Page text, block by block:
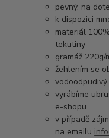
pevný, na
k dispozici
materiál
tekutiny
gramáž 220g/
žehlením se
vyrábíme
e-shopu
v případě
na emailu